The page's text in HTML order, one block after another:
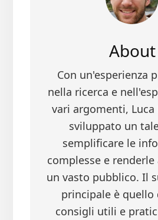
About
Con un'esperienza
nella ricerca e
vari argomenti, Luca
sviluppato un
semplificare le
complesse e renderle
un vasto pubblico. Il
principale è
consigli utili e